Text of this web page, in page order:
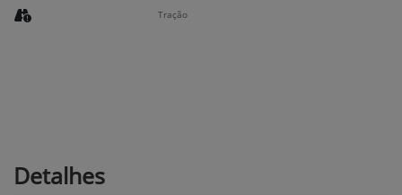
Tração
Detalhes